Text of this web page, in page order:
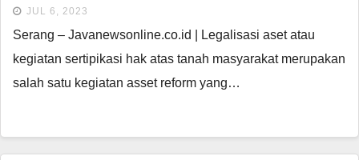
JUL 6, 2023
Serang – Javanewsonline.co.id | Legalisasi aset atau
kegiatan sertipikasi hak atas tanah masyarakat merupakan
salah satu kegiatan asset reform yang…